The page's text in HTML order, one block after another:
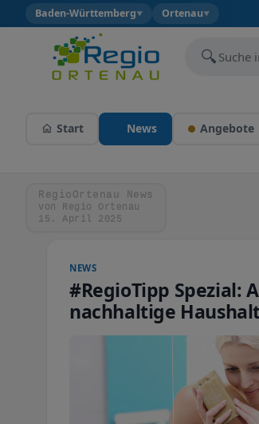
Baden-Württemberg▼ Ortenau▼
🔍
Start News Angebote
RegioOrtenau News
von Regio Ortenau
15. April 2025
NEWS
#RegioTipp Spezial:
nachhaltige